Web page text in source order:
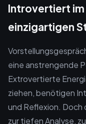
Introvertiert im
einzigartigen
eine anstrengende
Extrovertierte
ziehen, benötigen
und Reflexion. Doch
zur tiefen Analyse,